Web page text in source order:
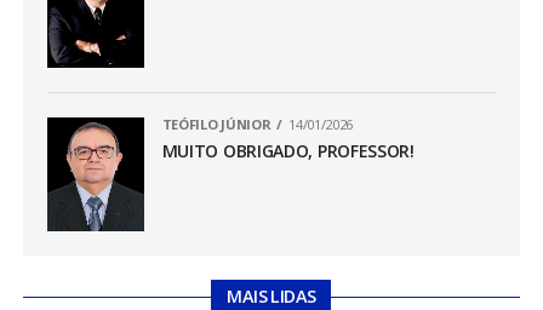
TEÓFILO JÚNIOR 14/01/2026
MUITO OBRIGADO, PROFESSOR!
MAIS LIDAS